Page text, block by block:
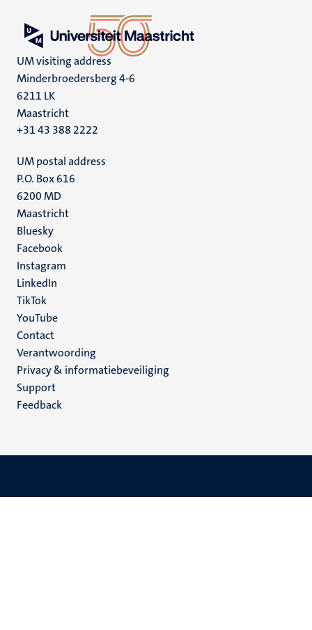
UM visiting address
Minderbroedersberg 4-6
6211 LK
Maastricht
+31 43 388 2222
UM postal address
P.O. Box 616
6200 MD
Maastricht
Social
media
Bluesky
Facebook
Instagram
LinkedIn
TikTok
YouTube
Menu
footer
(NL)
Contact
Verantwoording
Privacy & informatiebeveiliging
Support
Feedback